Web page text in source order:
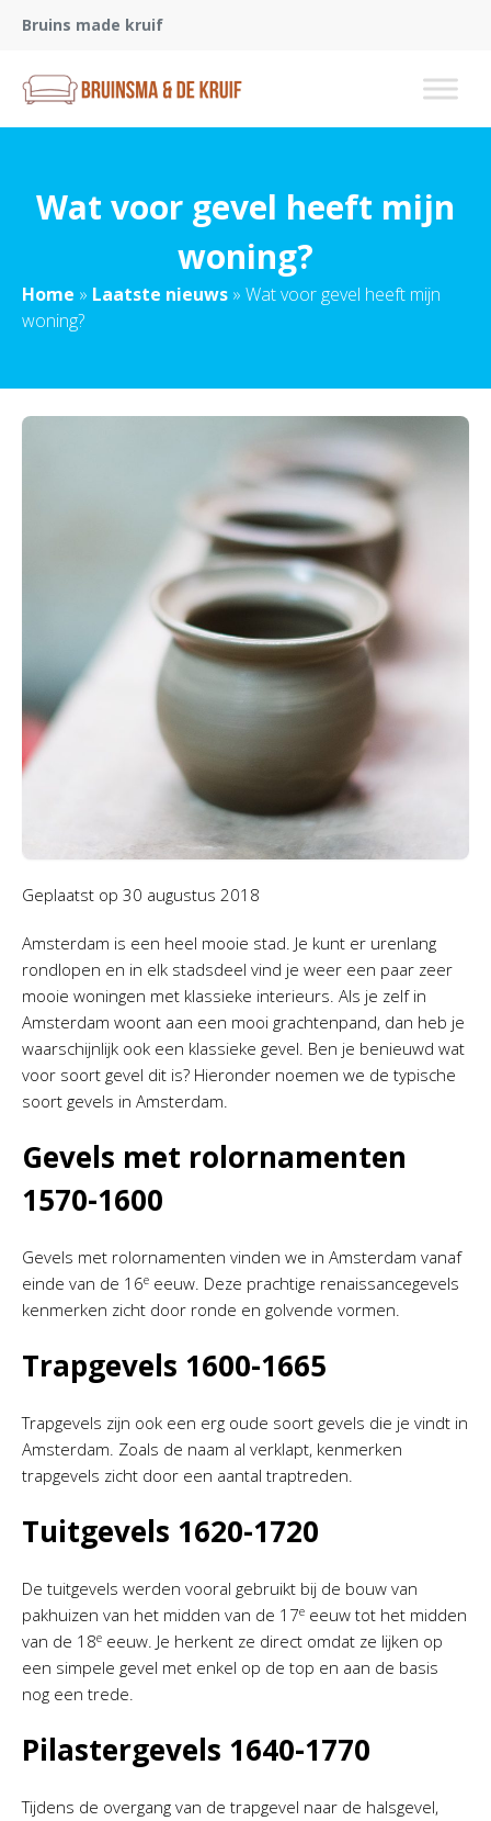
Bruins made kruif
Wat voor gevel heeft mijn
woning?
Home » Laatste nieuws » Wat voor gevel heeft mijn
woning?
Geplaatst op 30 augustus 2018
Amsterdam is een heel mooie stad. Je kunt er urenlang
rondlopen en in elk stadsdeel vind je weer een paar zeer
mooie woningen met klassieke interieurs. Als je zelf in
Amsterdam woont aan een mooi grachtenpand, dan heb je
waarschijnlijk ook een klassieke gevel. Ben je benieuwd wat
voor soort gevel dit is? Hieronder noemen we de typische
soort gevels in Amsterdam.
Gevels met rolornamenten
1570-1600
Gevels met rolornamenten vinden we in Amsterdam vanaf
einde van de 16e eeuw. Deze prachtige renaissancegevels
kenmerken zicht door ronde en golvende vormen.
Trapgevels 1600-1665
Trapgevels zijn ook een erg oude soort gevels die je vindt in
Amsterdam. Zoals de naam al verklapt, kenmerken
trapgevels zicht door een aantal traptreden.
Tuitgevels 1620-1720
De tuitgevels werden vooral gebruikt bij de bouw van
pakhuizen van het midden van de 17e eeuw tot het midden
van de 18e eeuw. Je herkent ze direct omdat ze lijken op
een simpele gevel met enkel op de top en aan de basis
nog een trede.
Pilastergevels 1640-1770
Tijdens de overgang van de trapgevel naar de halsgevel,